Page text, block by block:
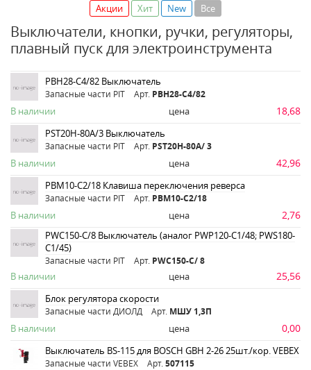
Акции
Хит New Все
Выключатели, кнопки, ручки, регуляторы,
плавный пуск для электроинструмента
PBH28-C4/82 Выключатель
Запасные части PIT Арт. PBH28-C4/82
В наличии цена 18,68
PST20H-80A/3 Выключатель
Запасные части PIT Арт. PST20H-80A/ 3
В наличии цена 42,96
PBM10-C2/18 Клавиша переключения реверса
Запасные части PIT Арт. PBM10-C2/18
В наличии цена 2,76
PWC150-C/8 Выключатель (аналог PWP120-C1/48; PWS180-
C1/45)
Запасные части PIT Арт. PWC150-C/ 8
В наличии цена 25,56
Блок регулятора скорости
Запасные части ДИОЛД Арт. МШУ 1,3П
В наличии цена 0,00
Выключатель BS-115 для BOSCH GBH 2-26 25шт./кор. VEBEX
Запасные части VEBEX Арт. 507115